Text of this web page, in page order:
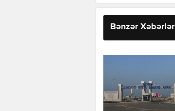
Bənzər Xəbərlər